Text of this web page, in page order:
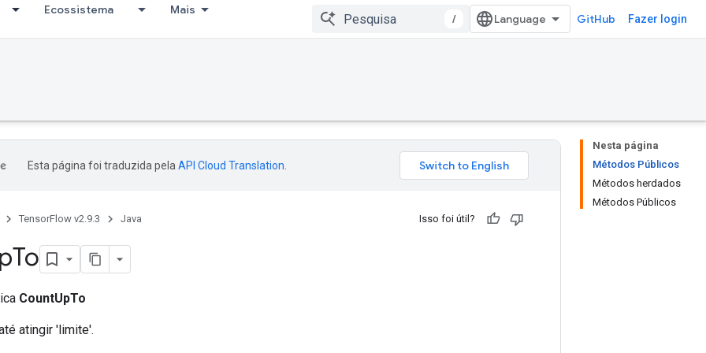
Ecossistema Mais
/ GitHub Fazer login
Nesta página
Métodos Públicos
Métodos herdados
Métodos Públicos
Esta página foi traduzida pela API Cloud Translation
TensorFlow v2.9.3 Java Isso foi útil?
To
CountUpTo
atingir 'limite'.